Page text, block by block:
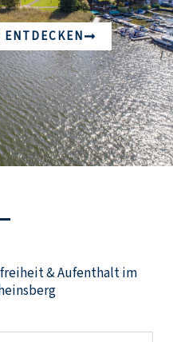
& Aufenthalt im